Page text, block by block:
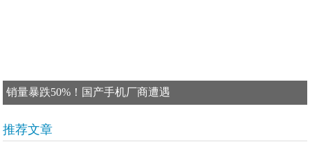
销量暴跌50%！国产手机厂商遭遇
推荐文章